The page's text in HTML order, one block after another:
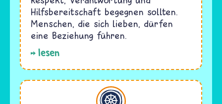
Hilfsbereitschaft begegnen sollten.
Menschen, die sich lieben, dürfen
eine Beziehung führen.
lesen
Buddhismus